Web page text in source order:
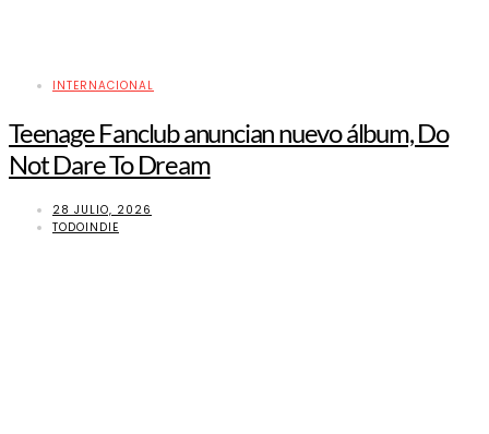
INTERNACIONAL
Teenage Fanclub anuncian nuevo álbum, Do
Not Dare To Dream
28 JULIO, 2026
TODOINDIE